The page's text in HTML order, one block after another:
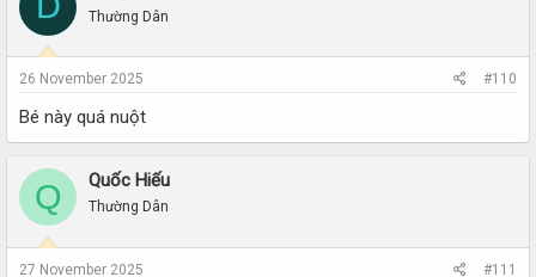
Thường Dân
26 November 2025 #110
Bé này quá nuột
Q Quốc Hiếu
Thường Dân
27 November 2025 #111